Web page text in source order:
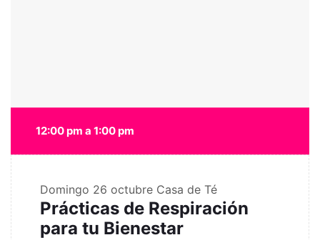
12:00 pm a 1:00 pm
Domingo 26 octubre Casa de Té
Prácticas de Respiración
para tu Bienestar